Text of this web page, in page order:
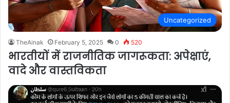
Uncategorized
TheAinak February 5, 2025 0 520
भारतीयों में राजनीतिक जागरूकता: अपेक्षाएं,
वादे और वास्तविकता